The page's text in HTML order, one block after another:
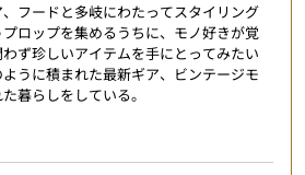
フードと多岐にわたってスタイリング
ロップを集めるうちに、モノ好きが覚
ず珍しいアイテムを手にとってみたい
うに積まれた最新ギア、ビンテージモ
暮らしをしている。